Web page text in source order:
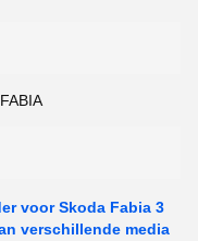
voor Skoda Fabia 3
verschillende media